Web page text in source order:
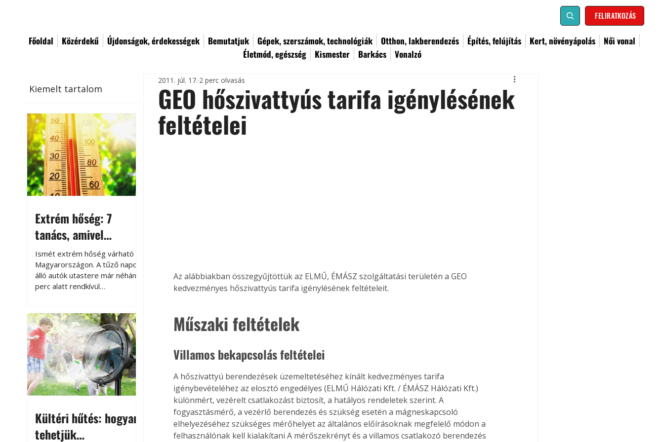
FELIRATKOZÁS
Főoldal Közérdekű Újdonságok, érdekességek Bemutatjuk Gépek, szerszámok, technológiák Otthon, lakberendezés Építés, felújítás Kert, növényápolás
Női vonal
Életmód, egészség
Kismester Barkács Vonalzó
Kiemelt tartalom
Extrém hőség: 7
tanács, amivel
megóvhatjuk
autónkat a nyári
károktól
Ismét extrém hőség várható
Magyarországon. A tűző napon
álló autók utastere már néhány
perc alatt rendkívül
megközelítheti. Ez nemcsak a
beszállást teszi kellemetlenné,
hanem az autó állapotára és a
benne hagyott tárgyakra is
káros hatással lehet. Néhány
egyszerű óvintézkedéssel
azonban jelentősen
csökkenthetjük a hőség káros
Kültéri hűtés: hogyan
tehetjük
GEO hőszivattyús tarifa igénylésének
feltételei
2011. júl. 17. 2 perc olvasás
Az alábbiakban összegyűjtöttük az ELMŰ, ÉMÁSZ szolgáltatási területén a GEO
kedvezményes hőszivattyús tarifa igénylésének feltételeit.
Műszaki feltételek
Villamos bekapcsolás feltételei
A hőszivattyú berendezések üzemeltetéséhez kínált kedvezményes tarifa
igénybevételéhez az elosztó engedélyes (ELMŰ Hálózati Kft. / ÉMÁSZ Hálózati Kft.)
különmért, vezérelt csatlakozást biztosít, a hatályos rendeletek szerint. A
fogyasztásmérő, a vezérlő berendezés és szükség esetén a mágneskapcsoló
elhelyezéséhez szükséges mérőhelyet az általános előírásoknak megfelelő módon a
felhasználónak kell kialakítani A mérőszekrényt és a villamos csatlakozó berendezés